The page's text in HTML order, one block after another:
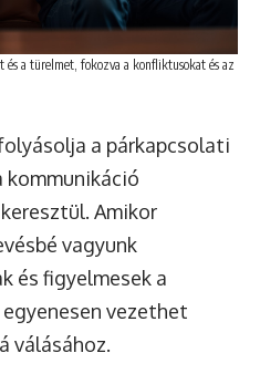
és a türelmet, fokozva a konfliktusokat és az
a párkapcsolati
Amikor
vagyunk
és figyelmesek a
vezethet
válásához.